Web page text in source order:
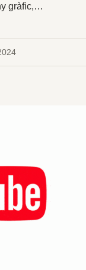
gràfic,…